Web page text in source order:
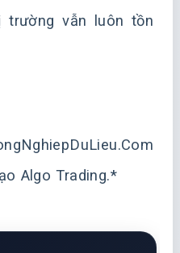
trường vẫn luôn tồn
Algo Trading.*